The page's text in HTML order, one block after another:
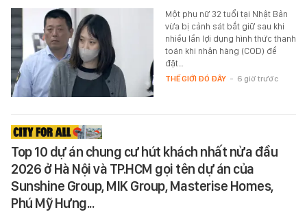
Một phụ nữ 32 tuổi tại Nhật Bản
vừa bị cảnh sát bắt giữ sau khi
nhiều lần lợi dụng hình thức thanh
toán khi nhận hàng (COD) để
đặt…
THẾ GIỚI ĐÓ ĐÂY - 6 giờ trước
Top 10 dự án chung cư hút khách nhất nửa đầu
2026 ở Hà Nội và TP.HCM gọi tên dự án của
Sunshine Group, MIK Group, Masterise Homes,
Phú Mỹ Hưng...